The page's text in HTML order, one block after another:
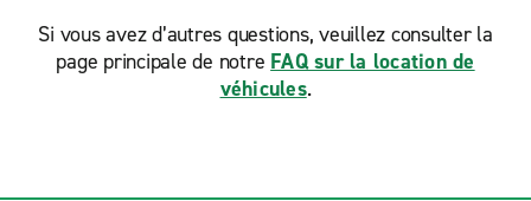
Si vous avez d’autres questions, veuillez consulter la
page principale de notre FAQ sur la location de
véhicules.